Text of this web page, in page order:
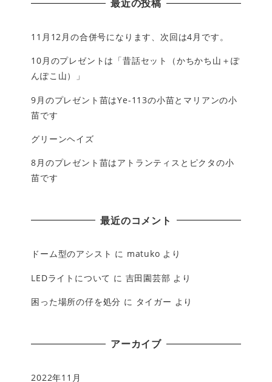
最近の投稿
11月12月の合併号になります、次回は4月です。
10月のプレゼントは「昔話セット（かちかち山＋ぽ
んぽこ山）」
9月のプレゼント苗はYe-113の小苗とマリアンの小
苗です
グリーンヘイズ
8月のプレゼント苗はアトランティスとピクタの小
苗です
最近のコメント
ドーム型のアシスト に matuko より
LEDライトについて に 吉田園芸部 より
困った場所の仔を処分 に タイガー より
アーカイブ
2022年11月